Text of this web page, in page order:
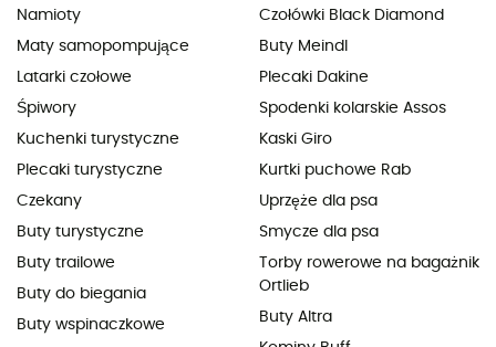
Namioty
Maty samopompujące
Latarki czołowe
Śpiwory
Kuchenki turystyczne
Plecaki turystyczne
Czekany
Buty turystyczne
Buty trailowe
Buty do biegania
Buty wspinaczkowe
Czołówki Black Diamond
Buty Meindl
Plecaki Dakine
Spodenki kolarskie Assos
Kaski Giro
Kurtki puchowe Rab
Uprzęże dla psa
Smycze dla psa
Torby rowerowe na bagażnik
Ortlieb
Buty Altra